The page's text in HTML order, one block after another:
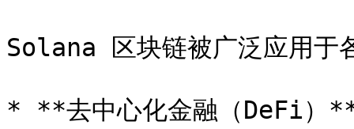
Solana 区块链被广泛应用于
* **去中心化金融（DeFi）**